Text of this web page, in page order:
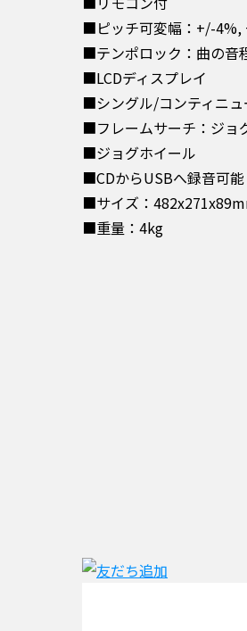
■ピッチ可変幅：+/-
■テンポロック：曲の音
■LCDディスプレイ
■シングル/コンティニュ
■フレームサーチ：ジョ
■ジョグホイール
■CDからUSBへ録音可能
■サイズ：
■重量：4kg